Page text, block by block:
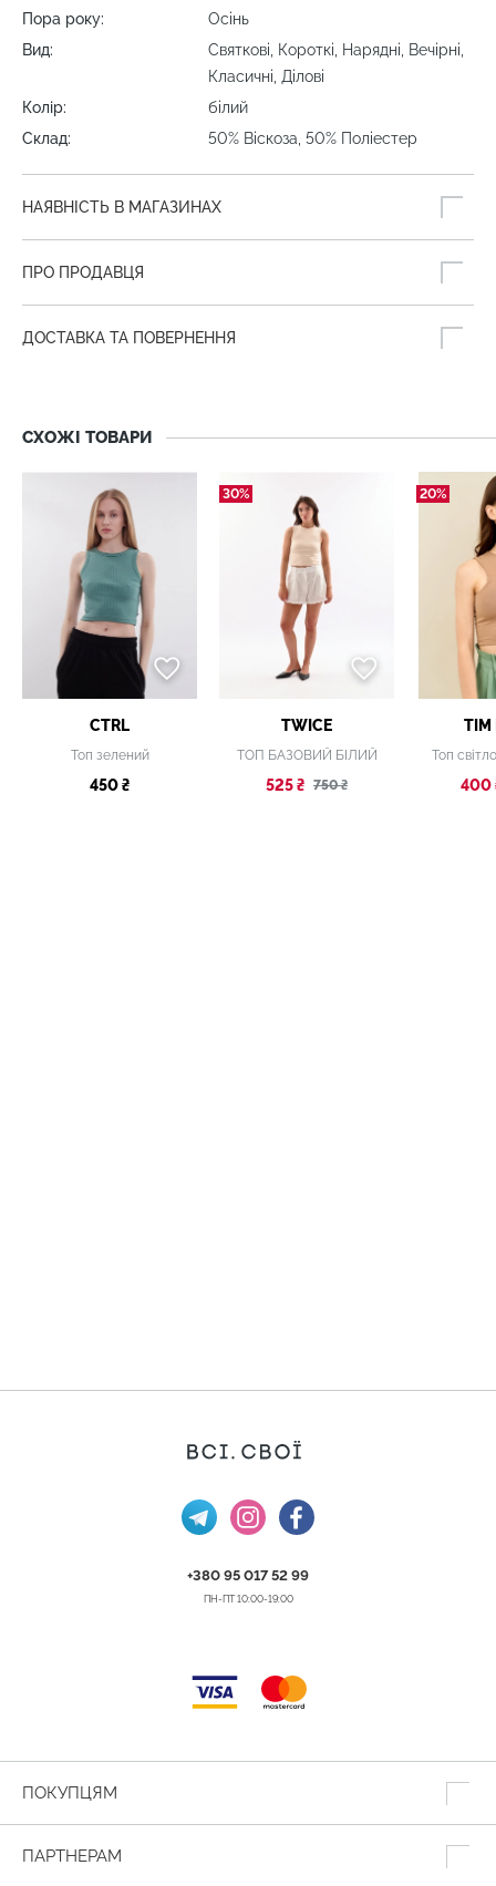
Пора року:
Осінь
Вид:
Святкові, Короткі, Нарядні, Вечірні,
Класичні, Ділові
Колір:
білий
Склад:
50% Віскоза, 50% Поліестер
НАЯВНІСТЬ В МАГАЗИНАХ
ПРО ПРОДАВЦЯ
ДОСТАВКА ТА ПОВЕРНЕННЯ
СХОЖІ ТОВАРИ
CTRL
Топ зелений
450 ₴
30%
TWICE
ТОП БАЗОВИЙ БІЛИЙ
525 ₴ 750 ₴
20%
TIM
Топ
400
+380 95 017 52 99
ПН-ПТ 10:00-19:00
ПОКУПЦЯМ
ПАРТНЕРАМ